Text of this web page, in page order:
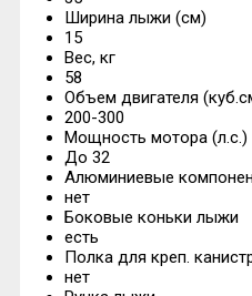
Ширина лыжи (см)
15
Вес, кг
58
Объем двигателя
200-300
Мощность мотора (л.с.)
До 32
Алюминиевые
нет
Боковые коньки лыжи
есть
Полка для креп.
нет